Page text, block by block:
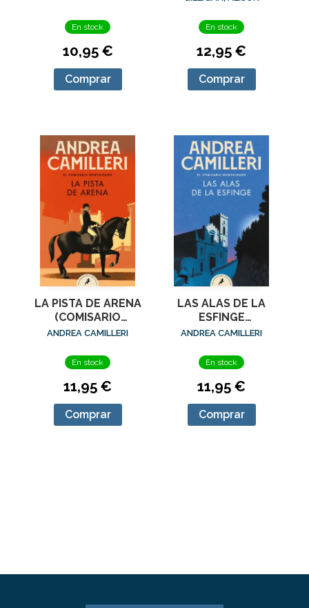
En stock
10,95 €
Comprar
En stock
12,95 €
Comprar
LA PISTA DE ARENA
(COMISARIO
MONTALBANO 16)
ANDREA CAMILLERI
En stock
11,95 €
Comprar
LAS ALAS DE LA
ESFINGE
(COMISARIO
ANDREA CAMILLERI
En stock
11,95 €
Comprar